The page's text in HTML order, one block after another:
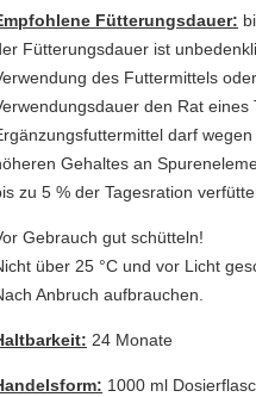
Fütterungsdauer:
Fütterungsdauer ist
des Futtermittels
den Rat
darf
Gehaltes an
zu 5 % der Tagesration
Gebrauch gut schütteln!
über 25 °C und vor Licht
Anbruch aufbrauchen.
24 Monate
1000 ml